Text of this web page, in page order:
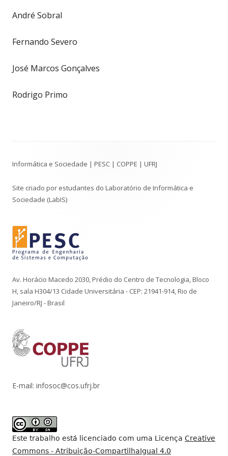
André Sobral
Fernando Severo
José Marcos Gonçalves
Rodrigo Primo
do
Rodapé
Informática e Sociedade | PESC | COPPE | UFRJ
Site criado por estudantes do Laboratório de Informática e
Sociedade (LabIS)
Av. Horácio Macedo 2030, Prédio do Centro de Tecnologia, Bloco
H, sala H304/13 Cidade Universitária - CEP: 21941-914, Rio de
Janeiro/RJ - Brasil
E-mail: infosoc@cos.ufrj.br
Este trabalho está licenciado com uma Licença Creative
Commons - Atribuição-CompartilhaIgual 4.0